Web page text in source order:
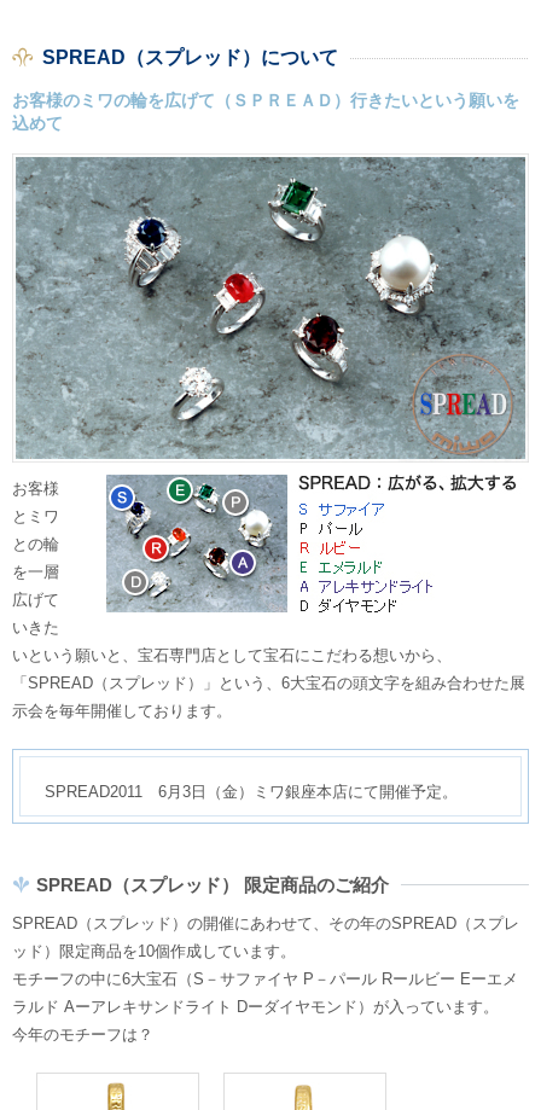
SPREAD（スプレッド）について
お客様のミワの輪を広げて（ＳＰＲＥＡＤ）行きたいという願いを
込めて
お客様
とミワ
との輪
を一層
広げて
いきた
いという願いと、宝石専門店として宝石にこだわる想いから、
「SPREAD（スプレッド）」という、6大宝石の頭文字を組み合わせた展
示会を毎年開催しております。
SPREAD2011 6月3日（金）ミワ銀座本店にて開催予定。
SPREAD（スプレッド） 限定商品のご紹介
SPREAD（スプレッド）の開催にあわせて、その年のSPREAD（スプレ
ッド）限定商品を10個作成しています。
モチーフの中に6大宝石（S－サファイヤ P－パール Rールビー Eーエメ
ラルド Aーアレキサンドライト Dーダイヤモンド）が入っています。
今年のモチーフは？